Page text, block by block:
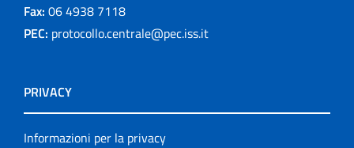
Fax: 06 4938 7118
PEC: protocollo.centrale@pec.iss.it
PRIVACY
Informazioni per la privacy